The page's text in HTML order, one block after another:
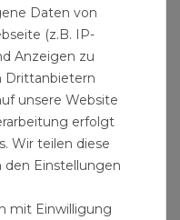
zur Erweiterung
Stahl zur
von Wasserrohren
für Sanitär-,
und
Daten von
(z.B. IP-
Anzeigen zu
Drittanbietern
unsere Website
erfolgt
Wir teilen diese
Einstellungen
mit Einwilligung